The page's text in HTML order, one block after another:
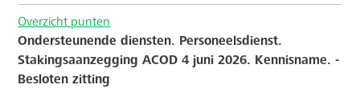
Overzicht punten
Ondersteunende diensten. Personeelsdienst.
Stakingsaanzegging ACOD 4 juni 2026. Kennisname. -
Besloten zitting